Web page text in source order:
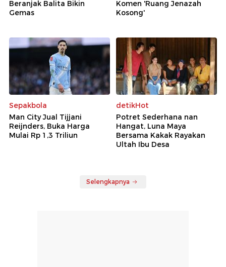
Beranjak Balita Bikin
Gemas
Komen 'Ruang Jenazah
Kosong'
Sepakbola
Man City Jual Tijjani
Reijnders, Buka Harga
Mulai Rp 1,3 Triliun
detikHot
Potret Sederhana nan
Hangat, Luna Maya
Bersama Kakak Rayakan
Ultah Ibu Desa
Selengkapnya